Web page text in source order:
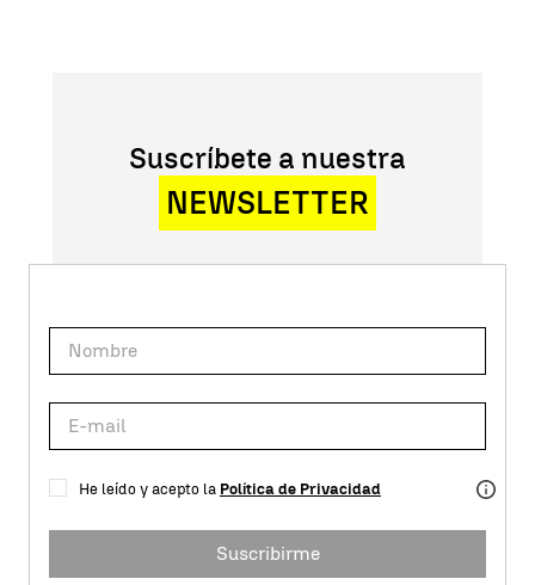
Suscríbete a nuestra
NEWSLETTER
He leído y acepto la Política de Privacidad
Suscribirme